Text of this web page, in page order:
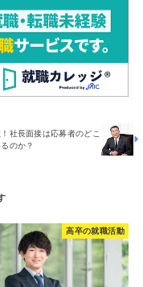
社長面接は応募者のどこ
のか？
高卒の就職活動